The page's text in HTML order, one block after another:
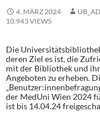
4. MÄRZ 2024
10.943 VIEWS
Die
deren Ziel es ist, die
mit der Bibliothek und
Angeboten zu erheben.
der MedUni Wien 2024
ist bis 14.04.24